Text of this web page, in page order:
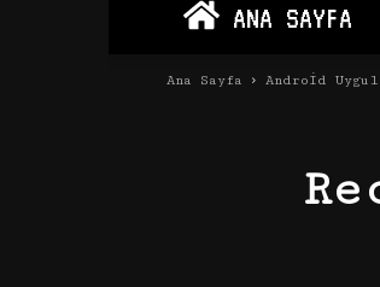
PC
Android
ANA SAYFA
Ana Sayfa Android